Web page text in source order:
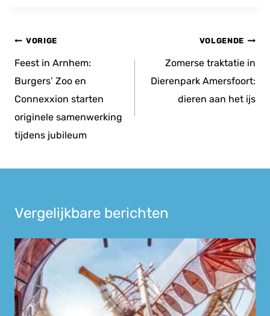
Bericht
navigatie
VORIGE
Feest in Arnhem:
Burgers’ Zoo en
Connexxion starten
originele samenwerking
tijdens jubileum
VOLGENDE
Zomerse traktatie in
Dierenpark Amersfoort:
dieren aan het ijs
Vergelijkbare berichten